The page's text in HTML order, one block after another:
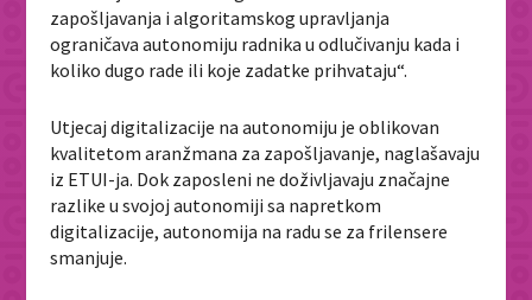
zapošljavanja i algoritamskog upravljanja
ograničava autonomiju radnika u odlučivanju kada i
koliko dugo rade ili koje zadatke prihvataju“.
Utjecaj digitalizacije na autonomiju je oblikovan
kvalitetom aranžmana za zapošljavanje, naglašavaju
iz ETUI-ja. Dok zaposleni ne doživljavaju značajne
razlike u svojoj autonomiji sa napretkom
digitalizacije, autonomija na radu se za frilensere
smanjuje.